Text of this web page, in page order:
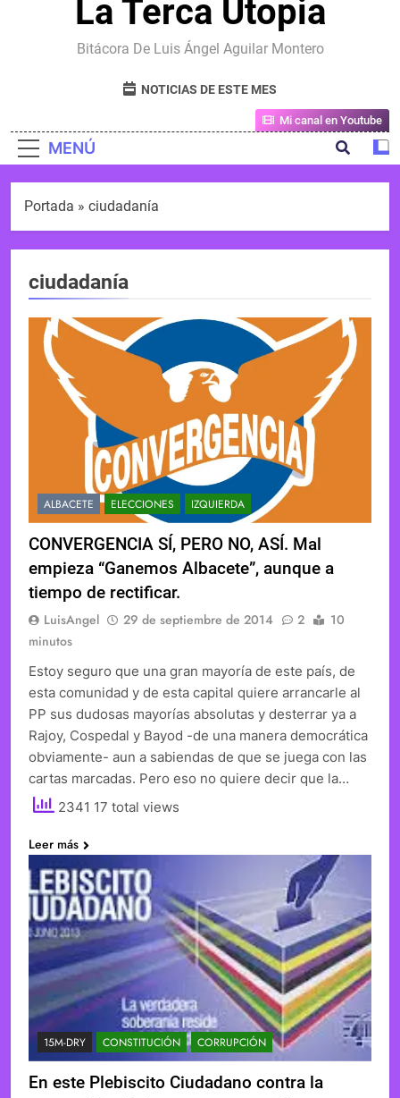
La Terca Utopia
Bitácora De Luis Ángel Aguilar Montero
NOTICIAS DE ESTE MES
MENÚ
Mi canal en Youtube
Portada » ciudadanía
ciudadanía
ALBACETE ELECCIONES IZQUIERDA
CONVERGENCIA SÍ, PERO NO, ASÍ. Mal
empieza “Ganemos Albacete”, aunque a
tiempo de rectificar.
LuisAngel 29 de septiembre de 2014 2
10
minutos
Estoy seguro que una gran mayoría de este país, de
esta comunidad y de esta capital quiere arrancarle al
PP sus dudosas mayorías absolutas y desterrar ya a
Rajoy, Cospedal y Bayod -de una manera democrática
obviamente- aun a sabiendas de que se juega con las
cartas marcadas. Pero eso no quiere decir que la…
2341 17 total views
Leer más
15M-DRY CONSTITUCIÓN CORRUPCIÓN
En este Plebiscito Ciudadano contra la